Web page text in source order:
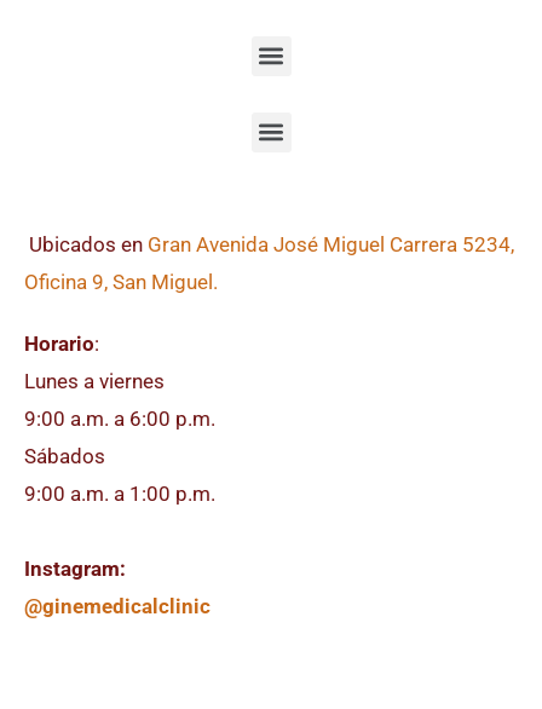
Ubicados en Gran Avenida José Miguel Carrera 5234,
Oficina 9, San Miguel.
Horario:
Lunes a viernes
9:00 a.m. a 6:00 p.m.
Sábados
9:00 a.m. a 1:00 p.m.
Instagram:
@ginemedicalclinic